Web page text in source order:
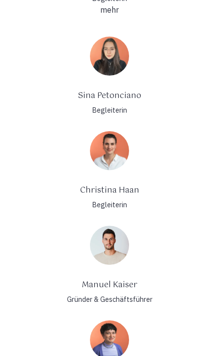
mehr
Sina Petonciano
Begleiterin
Christina Haan
Begleiterin
Manuel Kaiser
Gründer & Geschäftsführer